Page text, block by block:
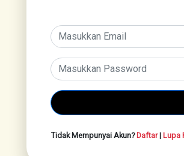
Tidak Mempunyai Akun?Daftar| Lupa